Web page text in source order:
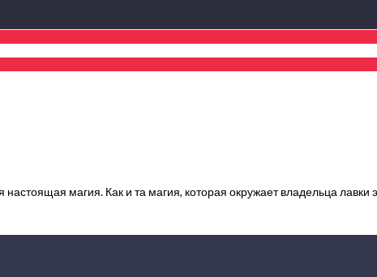
магия. Как и та магия, которая окружает владельца лавки